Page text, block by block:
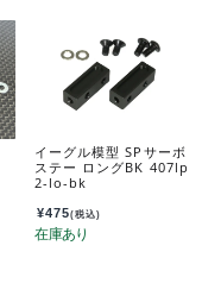
イーグル模型 SPサーボ
ステー ロングBK 407lp
2-lo-bk
¥475(税込)